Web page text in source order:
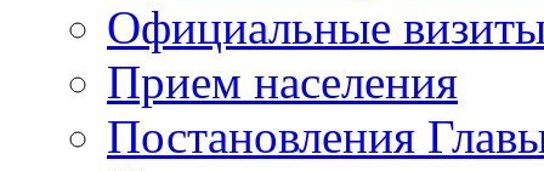
Официальные
Прием населения
Постановления